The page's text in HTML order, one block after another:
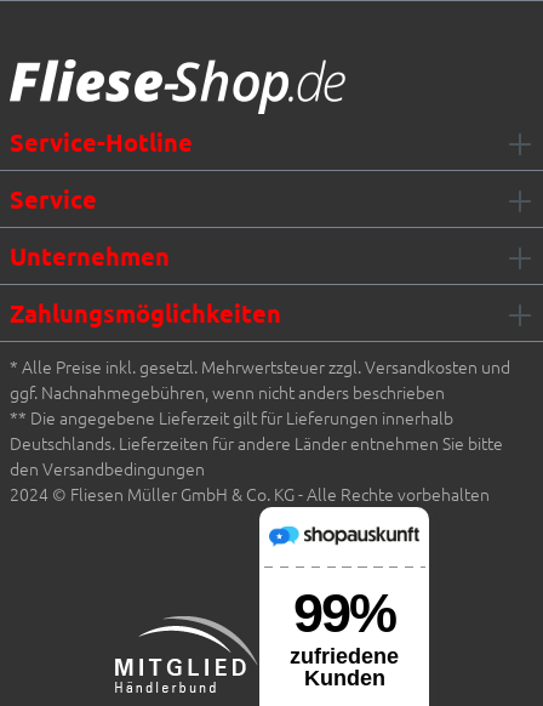
Service-Hotline
Service
Unternehmen
Zahlungsmöglichkeiten
* Alle Preise inkl. gesetzl. Mehrwertsteuer zzgl. Versandkosten und
ggf. Nachnahmegebühren, wenn nicht anders beschrieben
** Die angegebene Lieferzeit gilt für Lieferungen innerhalb
Deutschlands. Lieferzeiten für andere Länder entnehmen Sie bitte
den Versandbedingungen
2024 © Fliesen Müller GmbH & Co. KG - Alle Rechte vorbehalten